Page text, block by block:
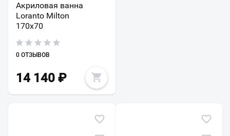
Акриловая ванна
Loranto Milton
170х70
0 ОТЗЫВОВ
14 140 ₽